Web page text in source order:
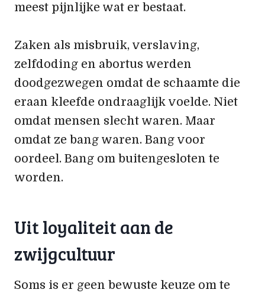
meest pijnlijke wat er bestaat.
Zaken als misbruik, verslaving,
zelfdoding en abortus werden
doodgezwegen omdat de schaamte die
eraan kleefde ondraaglijk voelde. Niet
omdat mensen slecht waren. Maar
omdat ze bang waren. Bang voor
oordeel. Bang om buitengesloten te
worden.
Uit loyaliteit aan de
zwijgcultuur
Soms is er geen bewuste keuze om te